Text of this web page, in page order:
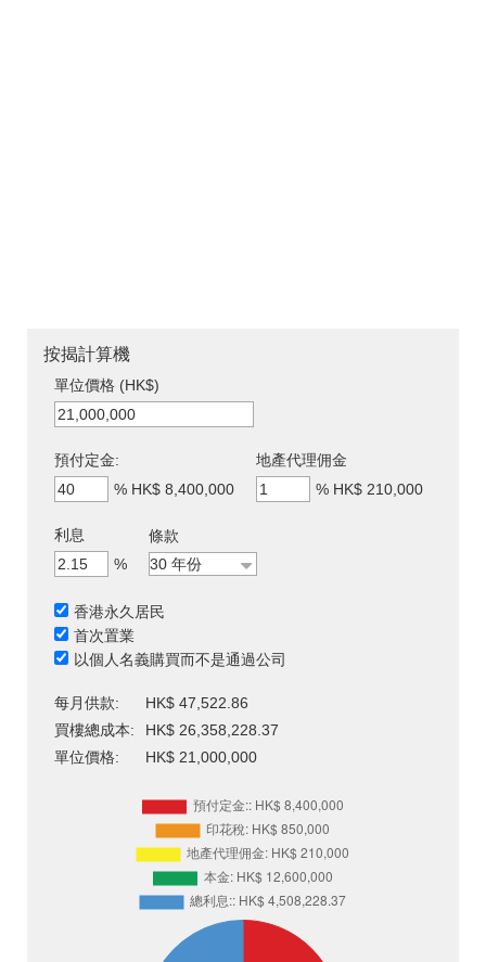
按揭計算機
單位價格 (HK$)
預付定金:
% HK$ 8,400,000
地產代理佣金
% HK$ 210,000
利息
%
條款
香港永久居民
首次置業
以個人名義購買而不是通過公司
每月供款:
HK$ 47,522.86
買樓總成本:
HK$ 26,358,228.37
單位價格:
HK$ 21,000,000